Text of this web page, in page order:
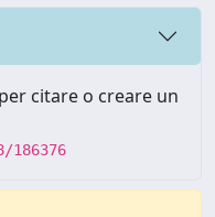
citare o creare un